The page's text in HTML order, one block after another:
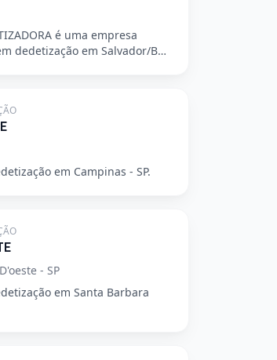
é uma empresa
dedetização em Salvador/BA,
em Campinas - SP.
- SP
em Santa Barbara